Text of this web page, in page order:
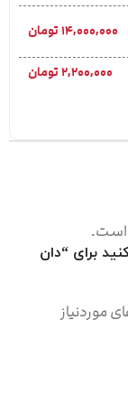
۱۴,۰۰۰,۰۰۰ تومان
۲,۲۰۰,۰۰۰ تومان
است.
برای “دان
موردنیاز